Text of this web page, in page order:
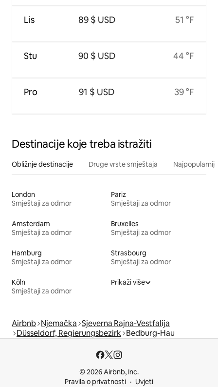
Lis
Stu
Pro
89 $ USD
90 $ USD
91 $ USD
51 °F
44 °F
39 °F
Destinacije koje treba istražiti
Obližnje destinacije Druge vrste smještaja
London
Smještaji za odmor
Pariz
Smještaji za odmor
Amsterdam
Smještaji za odmor
Bruxelles
Smještaji za odmor
Hamburg
Smještaji za odmor
Strasbourg
Smještaji za odmor
Köln
Smještaji za odmor
Prikaži više
Airbnb Njemačka Sjeverna Rajna-Vestfalija
Düsseldorf, Regierungsbezirk Bedburg-Hau
© 2026 Airbnb, Inc.
Pravila o privatnosti
Uvjeti